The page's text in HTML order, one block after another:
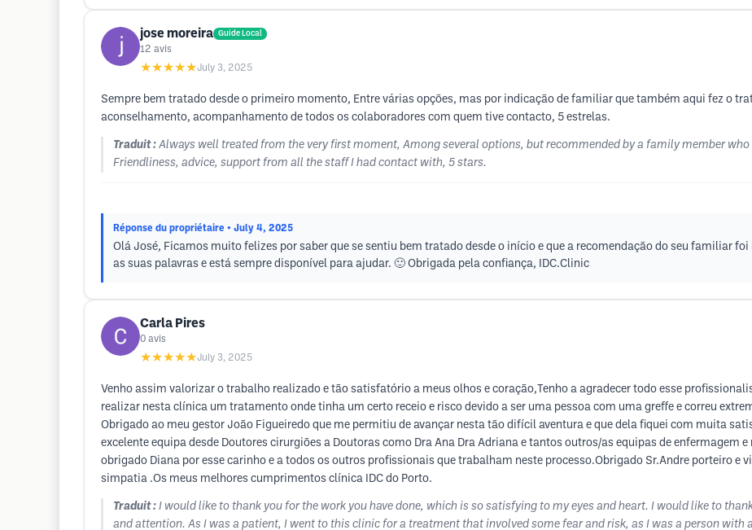
jose moreira Guide Local
12 avis
★★★★★July 3, 2025
Sempre bem tratado desde o primeiro momento, Entre várias opções, mas por indicação de familiar que também aqui fez o
aconselhamento, acompanhamento de todos os colaboradores com quem tive contacto, 5 estrelas.
Traduit : Always well treated from the very first moment, Among several options, but recommended by a family member
Friendliness, advice, support from all the staff I had contact with, 5 stars.
Réponse du propriétaire • July 4, 2025
Olá José, Ficamos muito felizes por saber que se sentiu bem tratado desde o início e que a recomendação do seu familiar
as suas palavras e está sempre disponível para ajudar. 🙂 Obrigada pela confiança, IDC.Clinic
Carla Pires
0 avis
★★★★★July 3, 2025
Venho assim valorizar o trabalho realizado e tão satisfatório a meus olhos e coração,Tenho a agradecer todo esse
realizar nesta clínica um tratamento onde tinha um certo receio e risco devido a ser uma pessoa com uma greffe e correu
Obrigado ao meu gestor João Figueiredo que me permitiu de avançar nesta tão difícil aventura e que dela fiquei com muita
excelente equipa desde Doutores cirurgiões a Doutoras como Dra Ana Dra Adriana e tantos outros/as equipas de enfermagem
obrigado Diana por esse carinho e a todos os outros profissionais que trabalham neste processo.Obrigado Sr.Andre porteiro e
simpatia .Os meus melhores cumprimentos clínica IDC do Porto.
Traduit : I would like to thank you for the work you have done, which is so satisfying to my eyes and heart. I would like to
and attention. As I was a patient, I went to this clinic for a treatment that involved some fear and risk, as I was a person with